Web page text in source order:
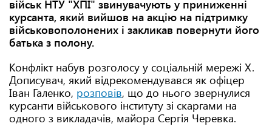
військ НТУ "ХПІ" звинувачують у приниженні
курсанта, який вийшов на акцію на підтримку
військовополонених і закликав повернути його
батька з полону.
Конфлікт набув розголосу у соціальній мережі Х.
Дописувач, який відрекомендувався як офіцер
Іван Галенко, розповів, що до нього звернулися
курсанти військового інституту зі скаргами на
одного з викладачів, майора Сергія Черевка.